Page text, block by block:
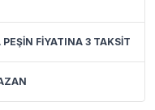
FİYATINA 3 TAKSİT